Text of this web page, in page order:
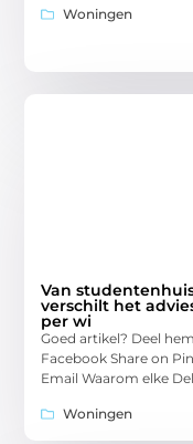
Woningen
Van
verschilt het
per wi
Goed artikel? Deel
Facebook Share on
Email Waarom elke
Woningen